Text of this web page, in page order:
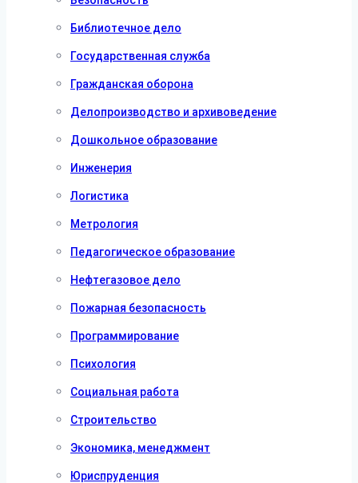
Библиотечное дело
Государственная служба
Гражданская оборона
Делопроизводство и архивоведение
Дошкольное образование
Инженерия
Логистика
Метрология
Педагогическое образование
Нефтегазовое дело
Пожарная безопасность
Программирование
Психология
Социальная работа
Строительство
Экономика, менеджмент
Юриспруденция